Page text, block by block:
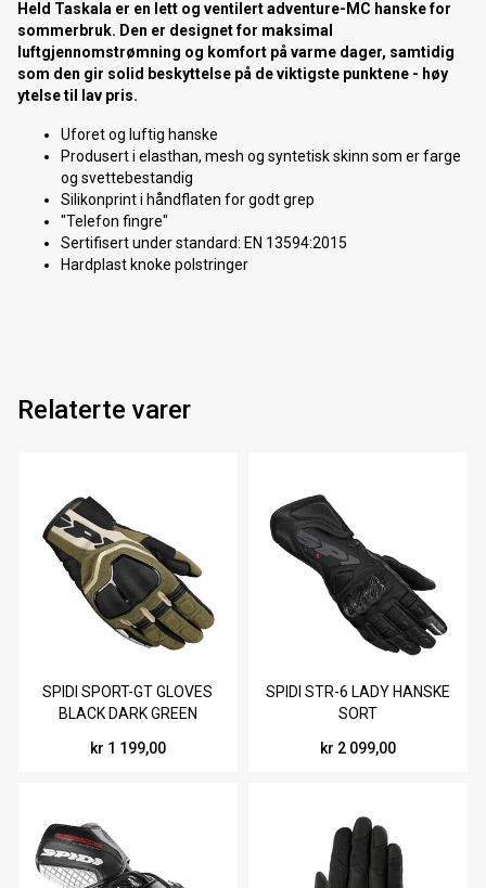
Held Taskala er en lett og ventilert adventure-MC hanske for
sommerbruk. Den er designet for maksimal
luftgjennomstrømning og komfort på varme dager, samtidig
som den gir solid beskyttelse på de viktigste punktene - høy
ytelse til lav pris.
Uforet og luftig hanske
Produsert i elasthan, mesh og syntetisk skinn som er farge
og svettebestandig
Silikonprint i håndflaten for godt grep
"Telefon fingre"
Sertifisert under standard: EN 13594:2015
Hardplast knoke polstringer
Relaterte varer
SPIDI SPORT-GT GLOVES
BLACK DARK GREEN
kr 1 199,00
SPIDI STR-6 LADY HANSKE
SORT
kr 2 099,00